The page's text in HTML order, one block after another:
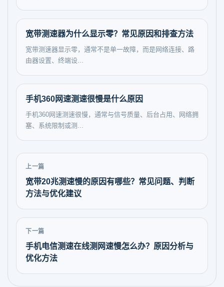
宽带测速器为什么显示零？常见原因和排查方法
宽带测速器显示零，通常不是单一故障，而是网络连接、路
由器设置、终端设...
手机360网速测速很慢是什么原因
手机360网速测速很慢，通常与信号质量、后台占用、网络拥
塞、系统限制或测...
上一篇
宽带20兆测速慢的原因有哪些？常见问题、判断
方法与优化建议
下一篇
手机电信测速在线测网速慢怎么办？原因分析与
优化方法